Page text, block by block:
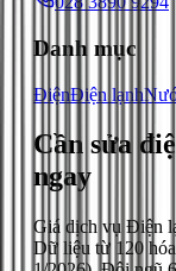
Danh mục
ĐiệnĐiện lạnh
Cần sửa
ngay
Giá dịch vụ Điện
Dữ liệu từ 120